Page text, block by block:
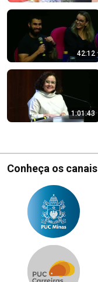
42:12
1:01:43
Conheça os